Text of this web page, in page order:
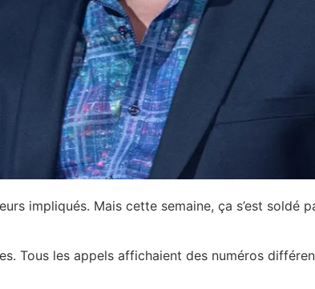
impliqués. Mais cette semaine, ça s’est soldé
Tous les appels affichaient des numéros